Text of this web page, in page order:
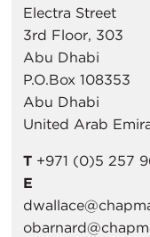
Electra Street
3rd Floor, 303
Abu Dhabi
P.O.Box 108353
Abu Dhabi
United Arab
T +971 (0)5 257
E